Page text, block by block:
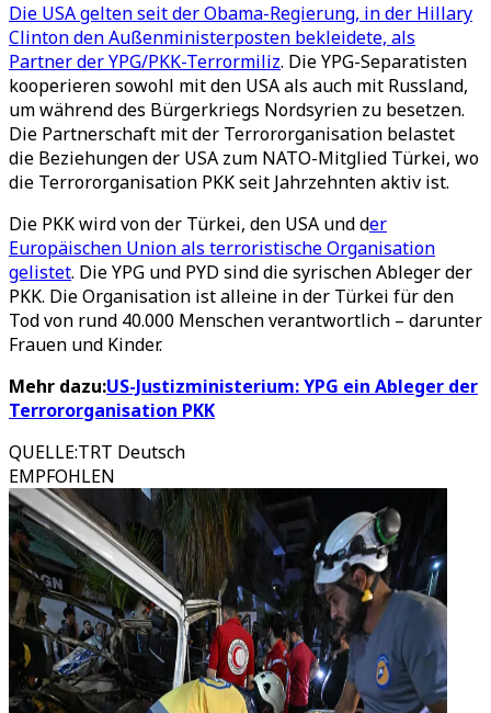
Die USA gelten seit der Obama-Regierung, in der Hillary
Clinton den Außenministerposten bekleidete, als
Partner der YPG/PKK-Terrormiliz. Die YPG-Separatisten
kooperieren sowohl mit den USA als auch mit Russland,
um während des Bürgerkriegs Nordsyrien zu besetzen.
Die Partnerschaft mit der Terrororganisation belastet
die Beziehungen der USA zum NATO-Mitglied Türkei, wo
die Terrororganisation PKK seit Jahrzehnten aktiv ist.
Die PKK wird von der Türkei, den USA und der
Europäischen Union als terroristische Organisation
gelistet. Die YPG und PYD sind die syrischen Ableger der
PKK. Die Organisation ist alleine in der Türkei für den
Tod von rund 40.000 Menschen verantwortlich – darunter
Frauen und Kinder.
Mehr dazu:US-Justizministerium: YPG ein Ableger der
Terrororganisation PKK
QUELLE:TRT Deutsch
EMPFOHLEN